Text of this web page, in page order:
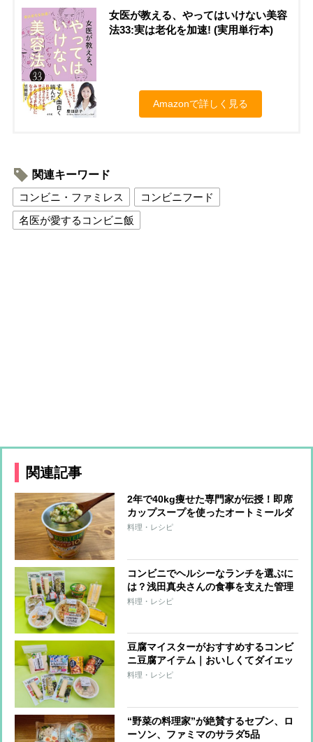
女医が教える、やってはいけない美容
法33:実は老化を加速! (実用単行本)
Amazonで詳しく見る
関連キーワード
コンビニ・ファミレス
コンビニフード
名医が愛するコンビニ飯
関連記事
2年で40kg痩せた専門家が伝授！即席
カップスープを使ったオートミールダ
イエット
料理・レシピ
コンビニでヘルシーなランチを選ぶに
は？浅田真央さんの食事を支えた管理
栄養士がすすめる「たんぱく質強化」
料理・レシピ
豆腐マイスターがおすすめするコンビ
ニ豆腐アイテム｜おいしくてダイエッ
トに役立つ8品
料理・レシピ
“野菜の料理家”が絶賛するセブン、ロ
ーソン、ファミマのサラダ5品